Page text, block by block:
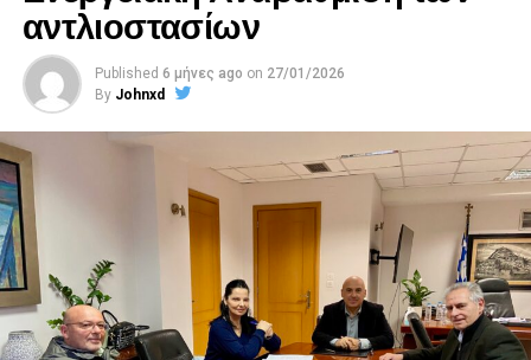
αντλιοστασίων
Published 6 μήνες ago on 27/01/2026
By Johnxd